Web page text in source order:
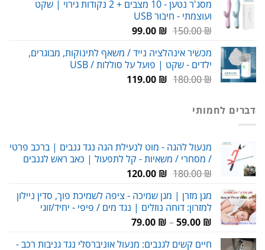
מסג'ר נטען - 10 מצבים + 2 נקודות גירוי | שקט
ועוצמתי - חיבור USB
150.00₪
המחיר
היה:
150.00 ₪.
99.00 ₪
המחיר
הוא:
99.00 ₪.
מכשיר אינהלציה נייד / משאף לתינוקות, מבוגרים,
ילדים - שקט | פועל על סוללות / USB
180.00₪
המחיר119.00 ₪
המחיר
דברים לחמותי
מנעול להגה - מוט לנעילת הגה נגד גנבים | ברכב פרטי
/ מסחרי / משאיות - קל לתפעול | כאב ראש לגנבים
180.00₪
המחיר
היה:
180.00 ₪.
120.00 ₪
המחיר
הוא:
120.00 ₪.
מגן מזרן | מגן שמיכה - ציפה לשמיכת פוך, סדין ניילון
למזרון: דוחה נוזלים | נגד מים / פיפי - יחיד/זוגי
59.00 ₪
–
79.00 ₪
טווח
חיים קשים לגנבים: מנעול אוניברסלי נגד גניבות רכב -